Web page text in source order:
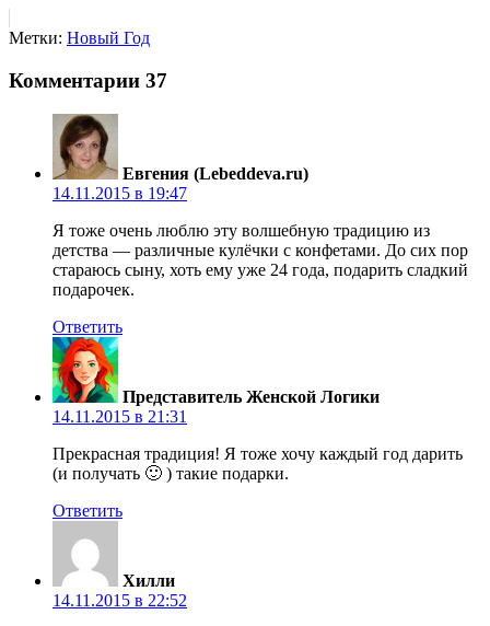
Метки: Новый Год
Комментарии 37
Евгения (Lebeddeva.ru)
14.11.2015 в 19:47
Я тоже очень люблю эту волшебную традицию из
детства — различные кулёчки с конфетами. До сих пор
стараюсь сыну, хоть ему уже 24 года, подарить сладкий
подарочек.
Ответить
Представитель Женской Логики
14.11.2015 в 21:31
Прекрасная традиция! Я тоже хочу каждый год дарить
(и получать 🙂 ) такие подарки.
Ответить
Хилли
14.11.2015 в 22:52